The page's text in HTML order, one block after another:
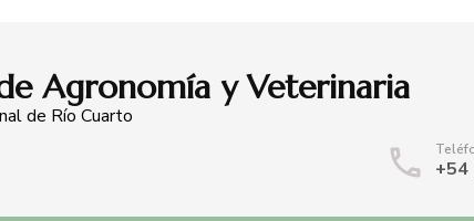
Agronomía y Veterinaria
de Río Cuarto
+54